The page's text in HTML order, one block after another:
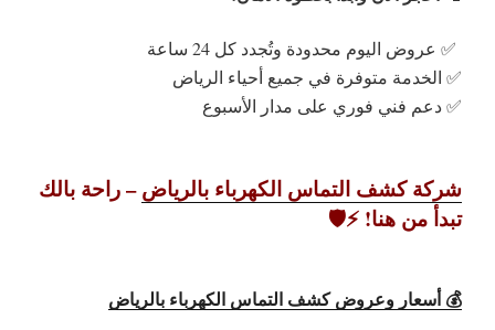
✅ عروض اليوم محدودة وتُجدد كل 24 ساعة
✅ الخدمة متوفرة في جميع أحياء الرياض
✅ دعم فني فوري على مدار الأسبوع
شركة كشف التماس الكهرباء بالرياض– راحة بالك
تبدأ من هنا! ⚡️🛡️
💰 أسعار وعروض كشف التماس الكهرباء بالرياض